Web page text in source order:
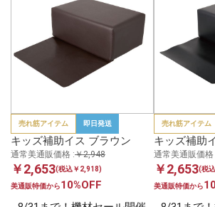
売れ筋アイテム 即日発送
キッズ補助イス ブラウン
通常美通販価格 :￥2,948
￥2,653(税込￥2,918)
美通販特価から10%OFF
売れ筋アイテム
キッズ補助
通常美通販価格
￥2,653(税
美通販特価から